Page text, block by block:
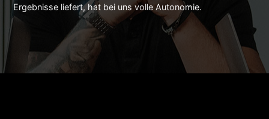
Ergebnisse liefert, hat bei uns volle Autonomie.